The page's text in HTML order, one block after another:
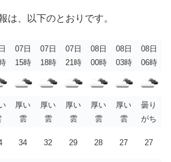
は、以下のとおりです。
07日
15時
07日
18時
07日
21時
08日
00時
08日
03時
08日
06時
厚い
雲
厚い
雲
厚い
雲
厚い
雲
厚い
雲
曇り
がち
34 32 29 28 27 27